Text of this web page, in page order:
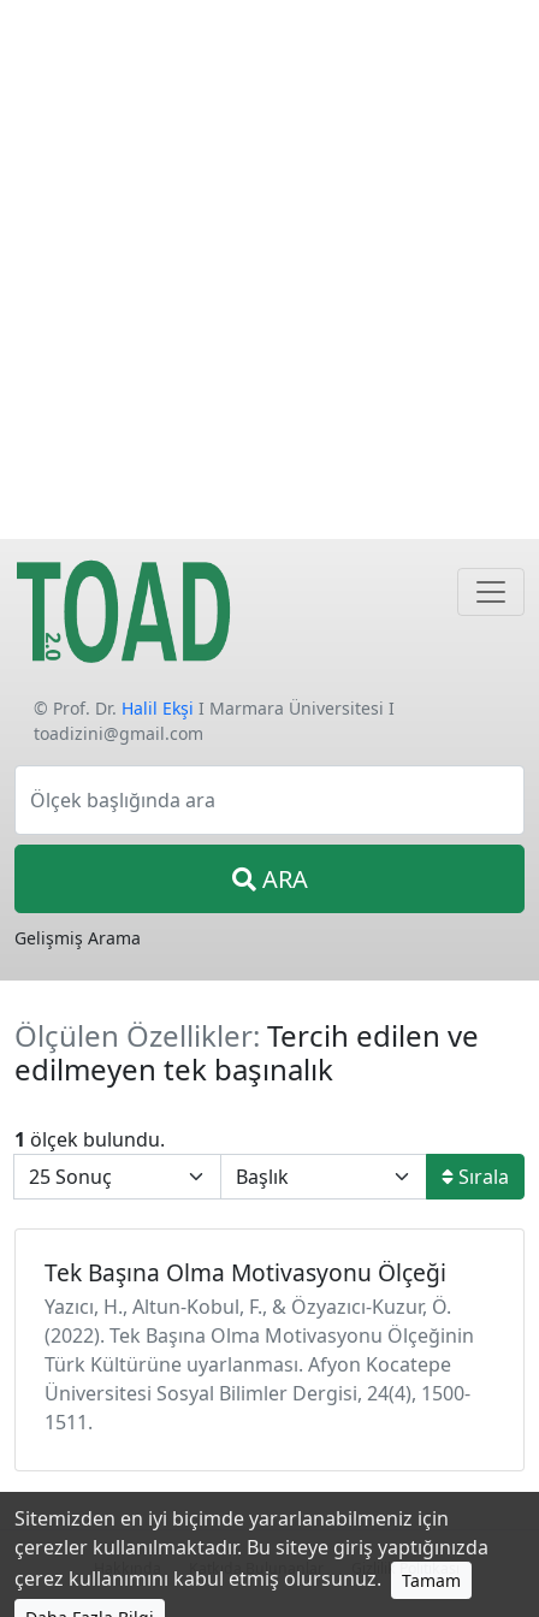
© Prof. Dr. Halil Ekşi I Marmara Üniversitesi I
toadizini@gmail.com
Ölçek başlığında ara
ARA
Gelişmiş Arama
Ölçülen Özellikler: Tercih edilen ve
edilmeyen tek başınalık
1 ölçek bulundu.
Sırala
Tek Başına Olma Motivasyonu Ölçeği
Yazıcı, H., Altun-Kobul, F., & Özyazıcı-Kuzur, Ö.
(2022). Tek Başına Olma Motivasyonu Ölçeğinin
Türk Kültürüne uyarlanması. Afyon Kocatepe
Üniversitesi Sosyal Bilimler Dergisi, 24(4), 1500-
1511.
Hakkında Katkıda Bulunanlar Gizlilik Politikası
Sitemizden en iyi biçimde yararlanabilmeniz için
çerezler kullanılmaktadır. Bu siteye giriş yaptığınızda
çerez kullanımını kabul etmiş olursunuz.
Tamam